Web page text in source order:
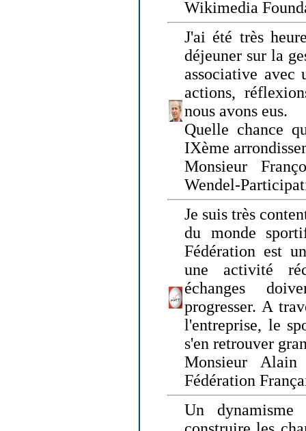
Wikimedia
J'ai été très
déjeuner sur la
associative avec
actions,
nous avons eus.
Quelle chance
IXème
Monsieur
Wendel-
Je suis très
du monde
Fédération est
une activité
échanges
progresser. A
l'entreprise, le
s'en retrouver
Monsieur
Fédération
Un dynamisme